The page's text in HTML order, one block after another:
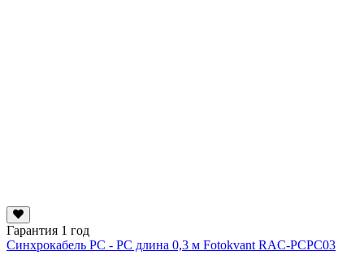
Гарантия 1 год
Синхрокабель PC - PC длина 0,3 м Fotokvant RAC-PCPC03